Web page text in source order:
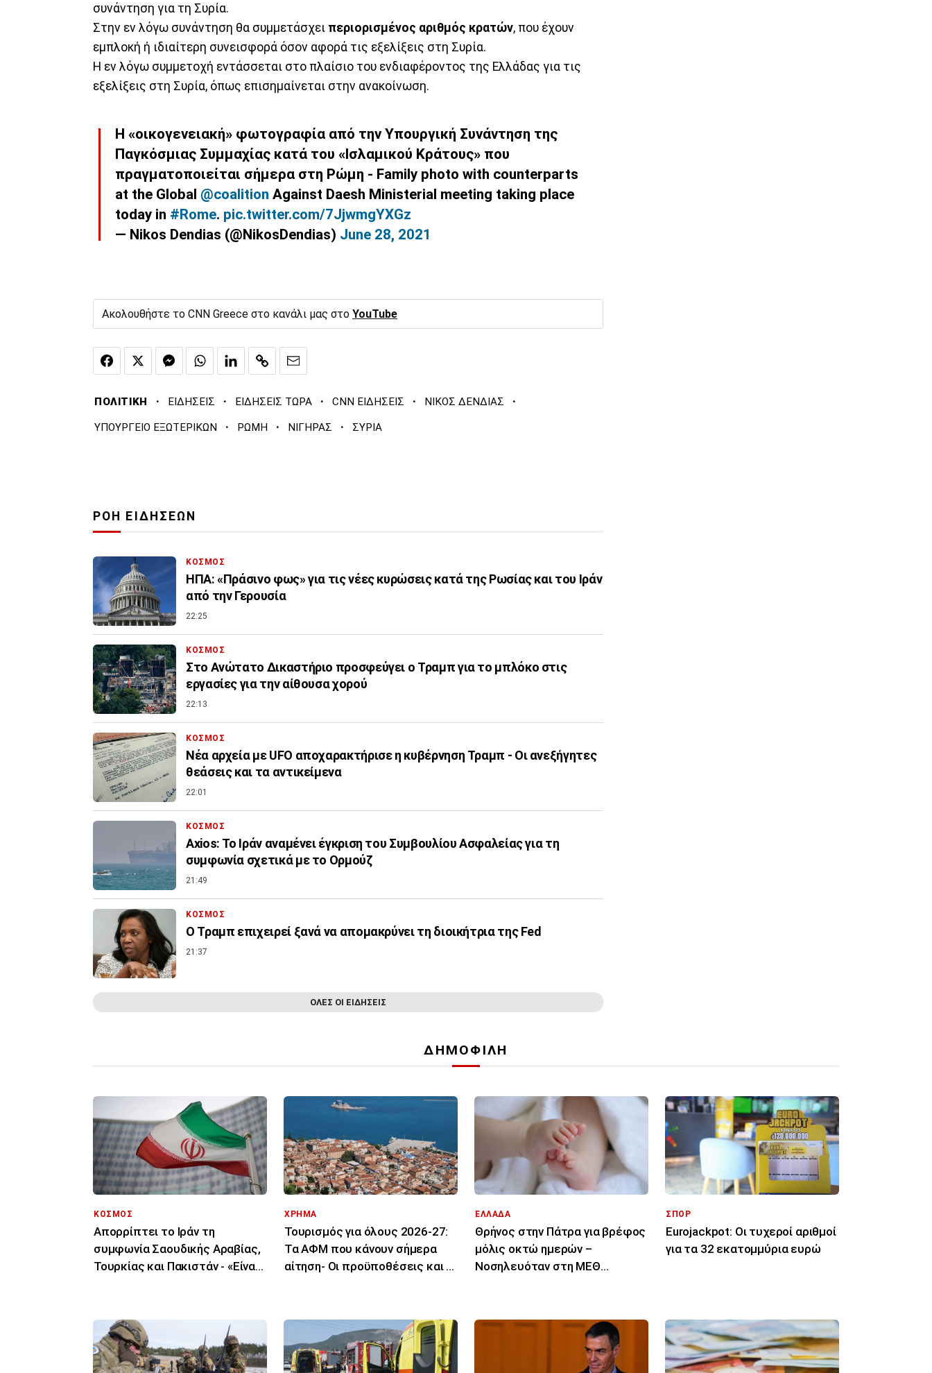
συνάντηση για τη Συρία.
Στην εν λόγω συνάντηση θα συμμετάσχει περιορισμένος αριθμός κρατών, που έχουν
εμπλοκή ή ιδιαίτερη συνεισφορά όσον αφορά τις εξελίξεις στη Συρία.
Η εν λόγω συμμετοχή εντάσσεται στο πλαίσιο του ενδιαφέροντος της Ελλάδας για τις
εξελίξεις στη Συρία, όπως επισημαίνεται στην ανακοίνωση.
Η «οικογενειακή» φωτογραφία από την Υπουργική Συνάντηση της
Παγκόσμιας Συμμαχίας κατά του «Ισλαμικού Κράτους» που
πραγματοποιείται σήμερα στη Ρώμη - Family photo with counterparts
at the Global @coalition Against Daesh Ministerial meeting taking place
today in #Rome. pic.twitter.com/7JjwmgYXGz
— Nikos Dendias (@NikosDendias) June 28, 2021
Ακολουθήστε το CNN Greece στο κανάλι μας στο YouTube
ΠΟΛΙΤΙΚΗ · ΕΙΔΗΣΕΙΣ · ΕΙΔΗΣΕΙΣ ΤΩΡΑ · CNN ΕΙΔΗΣΕΙΣ · ΝΙΚΟΣ ΔΕΝΔΙΑΣ ·
ΥΠΟΥΡΓΕΙΟ ΕΞΩΤΕΡΙΚΩΝ · ΡΩΜΗ · ΝΙΓΗΡΑΣ · ΣΥΡΙΑ
ΡΟΗ ΕΙΔΗΣΕΩΝ
ΚΟΣΜΟΣ
ΗΠΑ: «Πράσινο φως» για τις νέες κυρώσεις κατά της Ρωσίας και του Ιράν
από την Γερουσία
22:25
ΚΟΣΜΟΣ
Στο Ανώτατο Δικαστήριο προσφεύγει ο Τραμπ για το μπλόκο στις
εργασίες για την αίθουσα χορού
22:13
ΚΟΣΜΟΣ
Νέα αρχεία με UFO αποχαρακτήρισε η κυβέρνηση Τραμπ - Οι ανεξήγητες
θεάσεις και τα αντικείμενα
22:01
ΚΟΣΜΟΣ
Axios: Το Ιράν αναμένει έγκριση του Συμβουλίου Ασφαλείας για τη
συμφωνία σχετικά με το Ορμούζ
21:49
ΚΟΣΜΟΣ
Ο Τραμπ επιχειρεί ξανά να απομακρύνει τη διοικήτρια της Fed
21:37
ΟΛΕΣ ΟΙ ΕΙΔΗΣΕΙΣ
ΔΗΜΟΦΙΛΗ
ΚΟΣΜΟΣ
Απορρίπτει το Ιράν τη
συμφωνία Σαουδικής Αραβίας,
Τουρκίας και Πακιστάν - «Είναι
ΧΡΗΜΑ
Τουρισμός για όλους 2026-27:
Τα ΑΦΜ που κάνουν σήμερα
αίτηση- Οι προϋποθέσεις και οι
ΕΛΛΑΔΑ
Θρήνος στην Πάτρα για βρέφος
μόλις οκτώ ημερών –
Νοσηλευόταν στη ΜΕΘ
ΣΠΟΡ
Eurojackpot: Οι τυχεροί αριθμοί
για τα 32 εκατoμμύρια ευρώ